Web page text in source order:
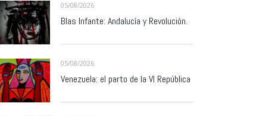
05/08/2026
Blas Infante: Andalucía y Revolución.
05/08/2026
Venezuela: el parto de la VI República